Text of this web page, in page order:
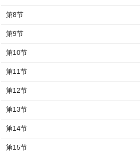
第8节
第9节
第10节
第11节
第12节
第13节
第14节
第15节